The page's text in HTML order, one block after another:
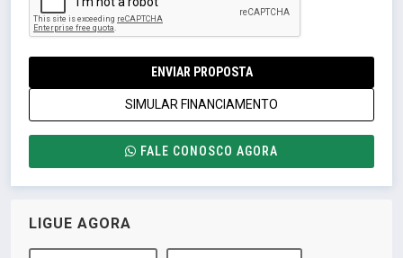
ENVIAR PROPOSTA
SIMULAR FINANCIAMENTO
FALE CONOSCO AGORA
LIGUE AGORA